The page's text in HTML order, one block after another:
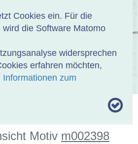
Cookies ein. Für die
wird die Software Matomo
widersprechen
erfahren möchten,
Informationen zum
SUCHE
Motiv m002398